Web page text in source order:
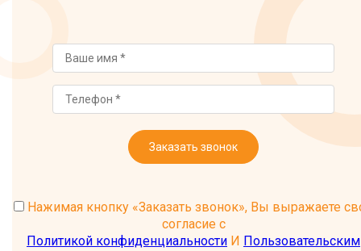
Заказать звонок
Нажимая кнопку «Заказать звонок», Вы выражаете
согласие с
Политикой конфиденциальности И Пользовательским